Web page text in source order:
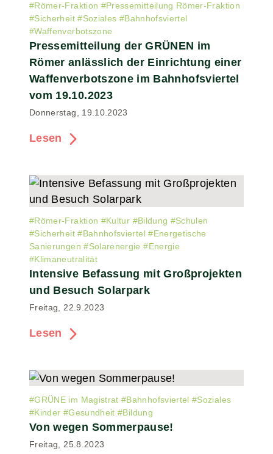
#Römer-Fraktion #Pressemitteilung Römer-Fraktion
#Sicherheit #Soziales #Bahnhofsviertel
#Waffenverbotszone
Pressemitteilung der GRÜNEN im
Römer anlässlich der Einrichtung einer
Waffenverbotszone im Bahnhofsviertel
vom 19.10.2023
Donnerstag, 19.10.2023
Lesen
#Römer-Fraktion #Kultur #Bildung #Schulen
#Sicherheit #Bahnhofsviertel #Energetische
Sanierungen #Solarenergie #Energie
#Klimaneutralität
Intensive Befassung mit Großprojekten
und Besuch Solarpark
Freitag, 22.9.2023
Lesen
#GRÜNE im Magistrat #Bahnhofsviertel #Soziales
#Kinder #Gesundheit #Bildung
Von wegen Sommerpause!
Freitag, 25.8.2023